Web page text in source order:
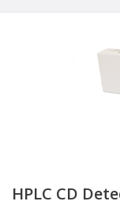
HPLC CD